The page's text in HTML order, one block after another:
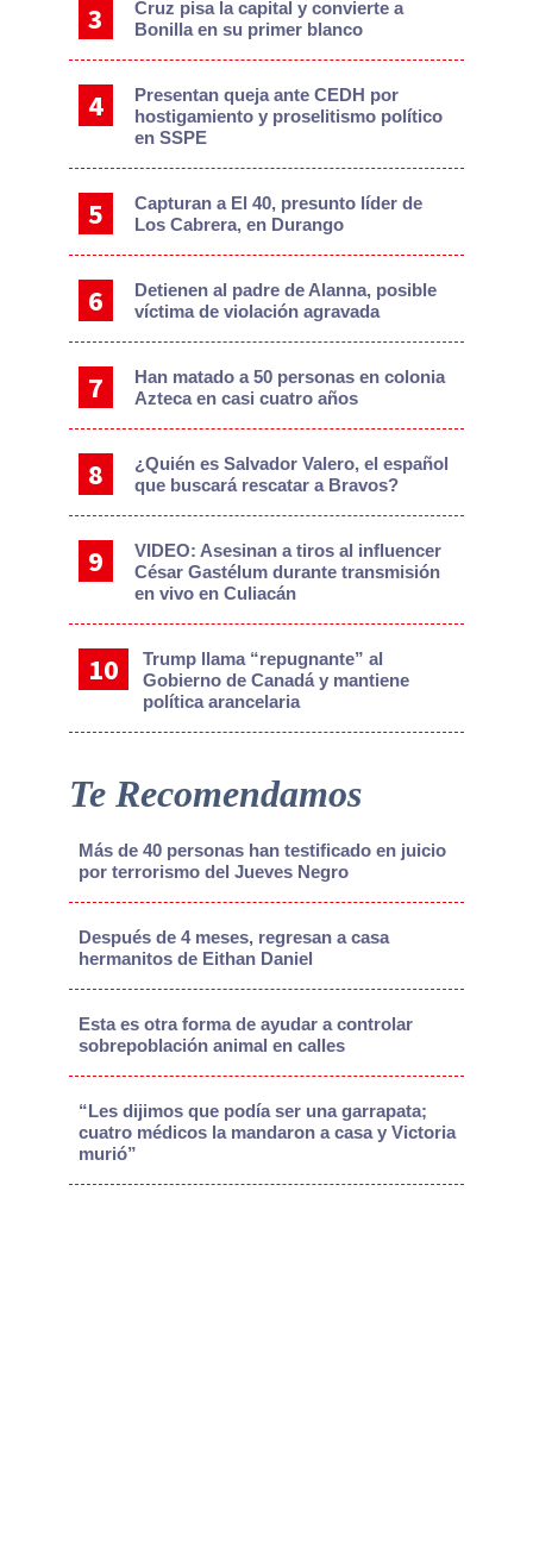
Cruz pisa la capital y convierte a
Bonilla en su primer blanco
Presentan queja ante CEDH por
hostigamiento y proselitismo político
en SSPE
Capturan a El 40, presunto líder de
Los Cabrera, en Durango
Detienen al padre de Alanna, posible
víctima de violación agravada
Han matado a 50 personas en colonia
Azteca en casi cuatro años
¿Quién es Salvador Valero, el español
que buscará rescatar a Bravos?
VIDEO: Asesinan a tiros al influencer
César Gastélum durante transmisión
en vivo en Culiacán
Trump llama “repugnante” al
Gobierno de Canadá y mantiene
política arancelaria
Te Recomendamos
Más de 40 personas han testificado en juicio
por terrorismo del Jueves Negro
Después de 4 meses, regresan a casa
hermanitos de Eithan Daniel
Esta es otra forma de ayudar a controlar
sobrepoblación animal en calles
“Les dijimos que podía ser una garrapata;
cuatro médicos la mandaron a casa y Victoria
murió”